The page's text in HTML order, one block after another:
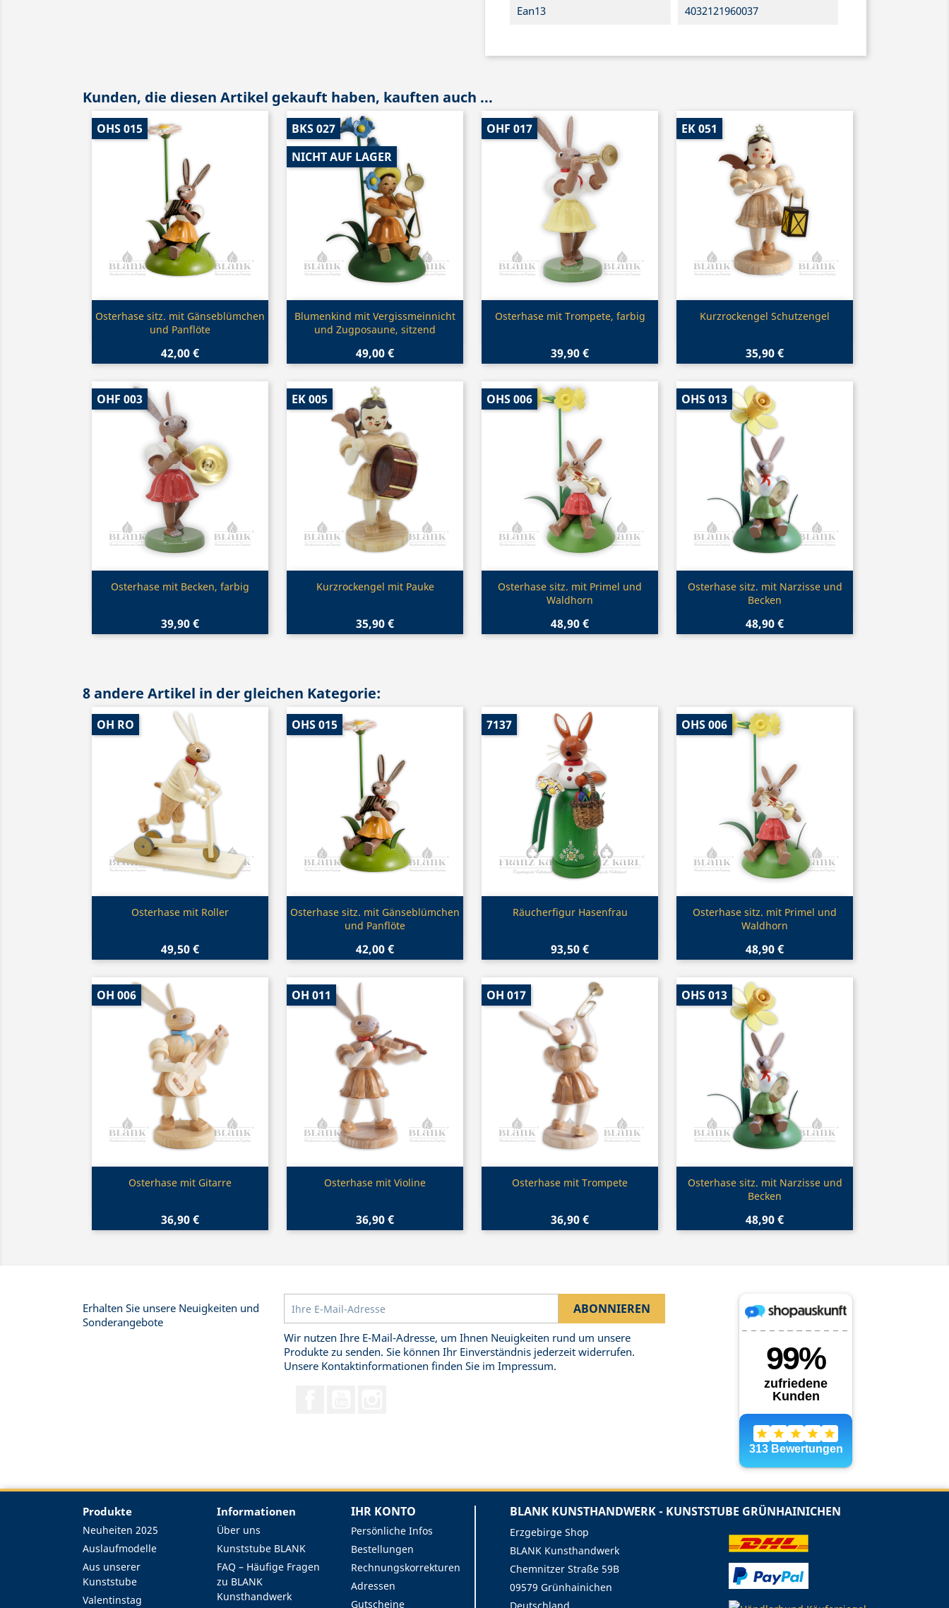
Ean13
4032121960037
Kunden, die diesen Artikel gekauft haben, kauften auch ...
Vorschau
Osterhase sitz. mit Gänseblümchen
und Panflöte
42,00 €
OHS 015
Vorschau
Blumenkind mit Vergissmeinnicht
und Zugposaune, sitzend
49,00 €
BKS 027
NICHT AUF LAGER
Vorschau
Osterhase mit Trompete, farbig
39,90 €
OHF 017
Vorschau
Kurzrockengel Schutzengel
35,90 €
EK 051
 Vorschau
Osterhase mit Becken, farbig
39,90 €
OHF 003
Vorschau
Kurzrockengel mit Pauke
35,90 €
EK 005
Vorschau
Osterhase sitz. mit Primel und
Waldhorn
48,90 €
OHS 006
Vorschau
Osterhase sitz. mit Narzisse und
Becken
48,90 €
OHS 013
8 andere Artikel in der gleichen Kategorie:
Vorschau
Osterhase mit Roller
49,50 €
OH RO
Vorschau
Osterhase sitz. mit Gänseblümchen
und Panflöte
42,00 €
OHS 015
Vorschau
Räucherfigur Hasenfrau
93,50 €
7137
Vorschau
Osterhase sitz. mit Primel und
Waldhorn
48,90 €
OHS 006
Vorschau
Osterhase mit Gitarre
36,90 €
OH 006
Vorschau
Osterhase mit Violine
36,90 €
OH 011
Vorschau
Osterhase mit Trompete
36,90 €
OH 017
Vorschau
Osterhase sitz. mit Narzisse und
Becken
48,90 €
OHS 013
Erhalten Sie unsere Neuigkeiten und
Sonderangebote
Wir nutzen Ihre E-Mail-Adresse, um Ihnen Neuigkeiten rund um unsere
Produkte zu senden. Sie können Ihr Einverständnis jederzeit widerrufen.
Unsere Kontaktinformationen finden Sie im Impressum.
Produkte
Neuheiten 2025
Auslaufmodelle
Aus unserer
Kunststube
Valentinstag
Informationen
Über uns
Kunststube BLANK
FAQ – Häufige Fragen
zu BLANK
Kunsthandwerk
IHR KONTO
Persönliche Infos
Bestellungen
Rechnungskorrekturen
Adressen
Gutscheine
BLANK KUNSTHANDWERK - KUNSTSTUBE GRÜNHAINICHEN
Erzgebirge Shop
BLANK Kunsthandwerk
Chemnitzer Straße 59B
09579 Grünhainichen
Deutschland